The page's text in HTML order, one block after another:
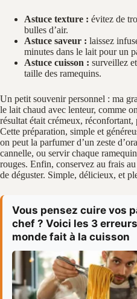
Astuce texture : évitez de
bulles d’air.
Astuce saveur : laissez
minutes dans le lait pour un
Astuce cuisson : surveillez
taille des ramequins.
Un petit souvenir personnel : ma
le lait chaud avec lenteur, comme
résultat était crémeux, réconfortant,
Cette préparation, simple et
on peut la parfumer d’un zeste
cannelle, ou servir chaque
rouges. Enfin, conservez au frais
de déguster. Simple, délicieux, et
Vous pensez cuire vos
chef ? Voici les 3
monde fait à la cuisson